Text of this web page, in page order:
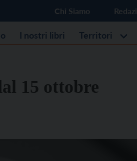
Chi Siamo
I nostri libri Territori
15 ottobre